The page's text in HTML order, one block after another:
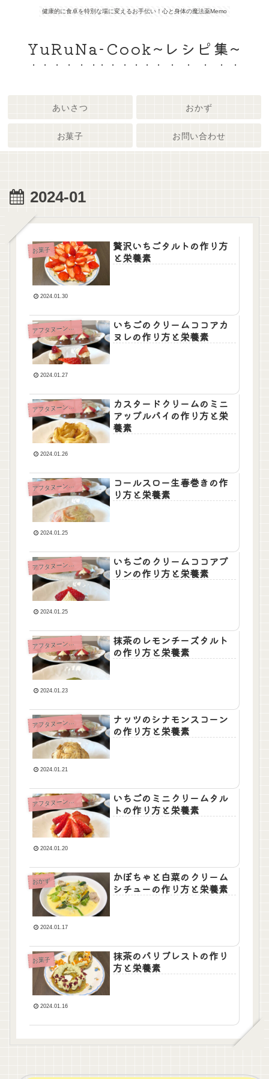
健康的に食卓を特別な場に変えるお手伝い！心と身体の魔法薬Memo
YuRuNa-Cook~レシピ集~
あいさつ おかず
お菓子 お問い合わせ
2024-01
お菓子
贅沢いちごタルトの作り方
と栄養素
2024.01.30
ア
フタヌーンティ
いちごのクリームココアカ
ヌレの作り方と栄養素
2024.01.27
ア
フタヌーンティ
カスタードクリームのミニ
アップルパイの作り方と栄
養素
2024.01.26
ア
フタヌーンティ
コールスロー生春巻きの作
り方と栄養素
2024.01.25
ア
フタヌーンティ
いちごのクリームココアプ
リンの作り方と栄養素
2024.01.25
ア
フタヌーンティ
抹茶のレモンチーズタルト
の作り方と栄養素
2024.01.23
ア
フタヌーンティ
ナッツのシナモンスコーン
の作り方と栄養素
2024.01.21
ア
フタヌーンティ
いちごのミニクリームタル
トの作り方と栄養素
2024.01.20
おかず
かぼちゃと白菜のクリーム
シチューの作り方と栄養素
2024.01.17
お菓子
抹茶のパリブレストの作り
方と栄養素
2024.01.16